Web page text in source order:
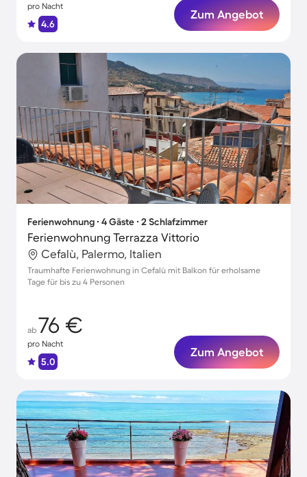
pro Nacht
4.6
Zum Angebot
Ferienwohnung ∙ 4 Gäste ∙ 2 Schlafzimmer
Ferienwohnung Terrazza Vittorio
Cefalù, Palermo, Italien
Traumhafte Ferienwohnung in Cefalù mit Balkon für erholsame
Tage für bis zu 4 Personen
ab 76 €
pro Nacht
5.0
Zum Angebot